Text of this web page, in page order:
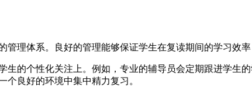
理体系。良好的管理能够保证学生在复读期间的学习效
个性化关注上。例如，专业的辅导员会定期跟进学生
良好的环境中集中精力复习。